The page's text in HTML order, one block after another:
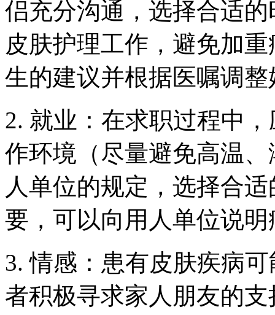
侣充分沟通，选择合适
皮肤护理工作，避免加
生的建议并根据医嘱调
2. 就业：在求职过程中
作环境（尽量避免高温
人单位的规定，选择合
要，可以向用人单位说
3. 情感：患有皮肤疾病
者积极寻求家人朋友的